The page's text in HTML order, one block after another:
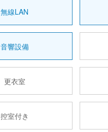
無線LAN
音響設備
更衣室
控室付き